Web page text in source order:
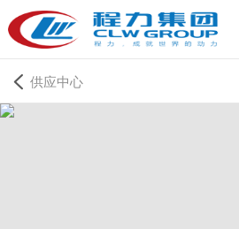
供应中心